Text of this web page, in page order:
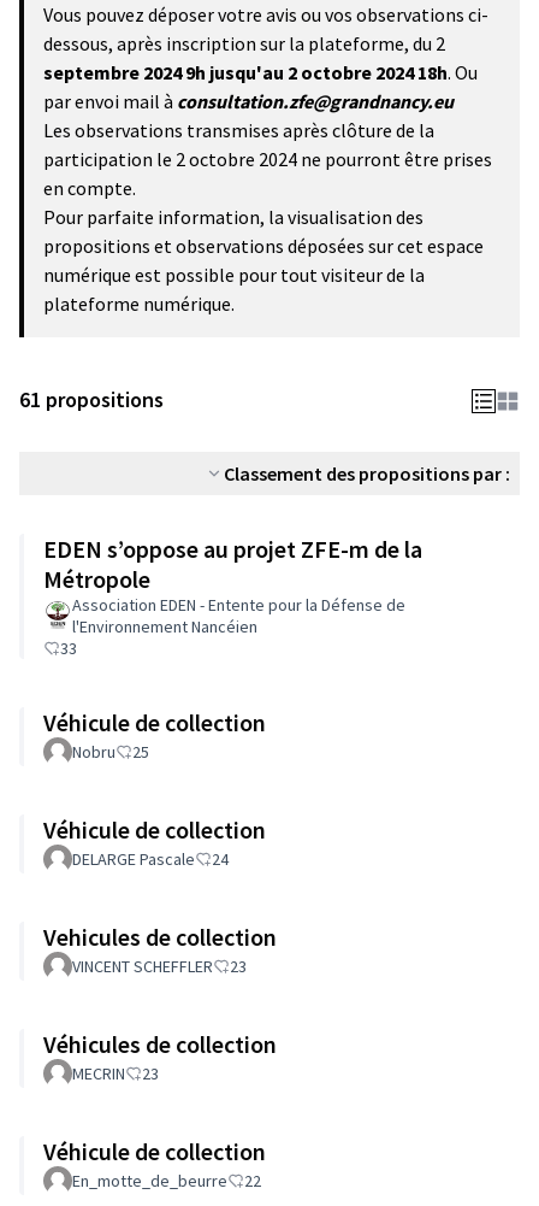
Vous pouvez déposer votre avis ou vos observations ci-
dessous, après inscription sur la plateforme, du 2
septembre 2024 9h jusqu'au 2 octobre 2024 18h. Ou
par envoi mail à consultation.zfe@grandnancy.eu
Les observations transmises après clôture de la
participation le 2 octobre 2024 ne pourront être prises
en compte.
Pour parfaite information, la visualisation des
propositions et observations déposées sur cet espace
numérique est possible pour tout visiteur de la
plateforme numérique.
61 propositions
Classement des propositions par :
EDEN s’oppose au projet ZFE-m de la
Métropole
Association EDEN - Entente pour la Défense de
l'Environnement Nancéien
33
Véhicule de collection
Nobru 25
Véhicule de collection
DELARGE Pascale 24
Vehicules de collection
VINCENT SCHEFFLER 23
Véhicules de collection
MECRIN 23
Véhicule de collection
En_motte_de_beurre 22